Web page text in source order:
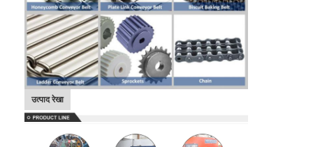
होम
उत्पाद
हमारे बारे में
फैक्टरी यात्रा
गुणवत्ता नियंत्रण
उत्पाद रेखा